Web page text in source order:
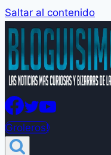
Saltar al contenido
Groleros!